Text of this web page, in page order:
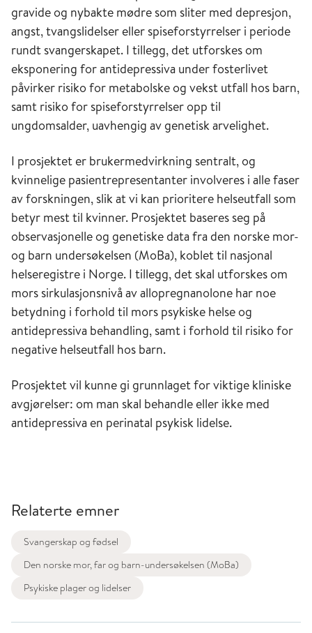
gravide og nybakte mødre som sliter med depresjon,
angst, tvangslidelser eller spiseforstyrrelser i periode
rundt svangerskapet. I tillegg, det utforskes om
eksponering for antidepressiva under fosterlivet
påvirker risiko for metabolske og vekst utfall hos barn,
samt risiko for spiseforstyrrelser opp til
ungdomsalder, uavhengig av genetisk arvelighet.
I prosjektet er brukermedvirkning sentralt, og
kvinnelige pasientrepresentanter involveres i alle faser
av forskningen, slik at vi kan prioritere helseutfall som
betyr mest til kvinner. Prosjektet baseres seg på
observasjonelle og genetiske data fra den norske mor-
og barn undersøkelsen (MoBa), koblet til nasjonal
helseregistre i Norge. I tillegg, det skal utforskes om
mors sirkulasjonsnivå av allopregnanolone har noe
betydning i forhold til mors psykiske helse og
antidepressiva behandling, samt i forhold til risiko for
negative helseutfall hos barn.
Prosjektet vil kunne gi grunnlaget for viktige kliniske
avgjørelser: om man skal behandle eller ikke med
antidepressiva en perinatal psykisk lidelse.
Relaterte emner
Svangerskap og fødsel
Den norske mor, far og barn-undersøkelsen (MoBa)
Psykiske plager og lidelser